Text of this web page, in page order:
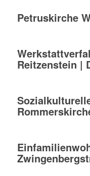
Petruskirche
Reitzenstein |